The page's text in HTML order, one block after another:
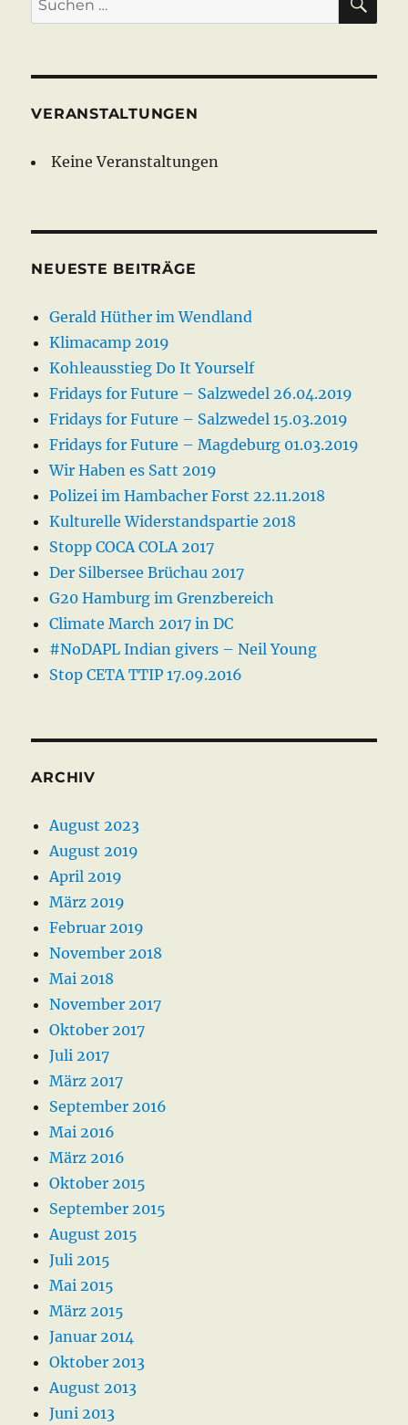
nach:
VERANSTALTUNGEN
Keine Veranstaltungen
NEUESTE BEITRÄGE
Gerald Hüther im Wendland
Klimacamp 2019
Kohleausstieg Do It Yourself
Fridays for Future – Salzwedel 26.04.2019
Fridays for Future – Salzwedel 15.03.2019
Fridays for Future – Magdeburg 01.03.2019
Wir Haben es Satt 2019
Polizei im Hambacher Forst 22.11.2018
Kulturelle Widerstandspartie 2018
Stopp COCA COLA 2017
Der Silbersee Brüchau 2017
G20 Hamburg im Grenzbereich
Climate March 2017 in DC
#NoDAPL Indian givers – Neil Young
Stop CETA TTIP 17.09.2016
ARCHIV
August 2023
August 2019
April 2019
März 2019
Februar 2019
November 2018
Mai 2018
November 2017
Oktober 2017
Juli 2017
März 2017
September 2016
Mai 2016
März 2016
Oktober 2015
September 2015
August 2015
Juli 2015
Mai 2015
März 2015
Januar 2014
Oktober 2013
August 2013
Juni 2013